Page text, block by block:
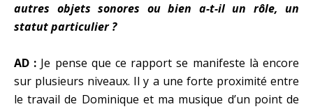
autres objets sonores ou bien a-t-il un rôle, un
statut particulier ?
AD : Je pense que ce rapport se manifeste là encore
sur plusieurs niveaux. Il y a une forte proximité entre
le travail de Dominique et ma musique d’un point de